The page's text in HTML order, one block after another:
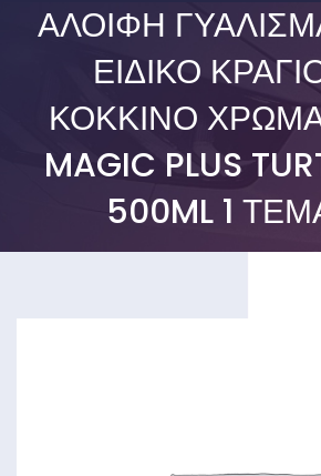
ΑΛΟΙΦΉ
ΕΙΔΙΚΌ
ΚΌΚΚΙΝΟ ΧΡΏΜΑ
MAGIC PLUS
500ML 1